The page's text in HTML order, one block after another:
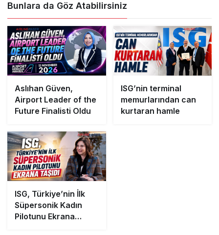
Bunlara da Göz Atabilirsiniz
Aslıhan Güven,
Airport Leader of the
Future Finalisti Oldu
ISG’nin terminal
memurlarından can
kurtaran hamle
ISG, Türkiye’nin İlk
Süpersonik Kadın
Pilotunu Ekrana